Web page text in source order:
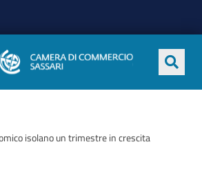
isolano un trimestre in crescita